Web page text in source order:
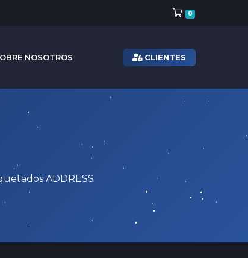
0 Carro de
NOSOTROS CLIENTES
ADDRESS